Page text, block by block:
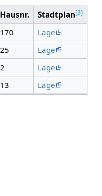
Hausnr. Stadtplan[3]
170
Lage
25
Lage
2
Lage
13 Lage